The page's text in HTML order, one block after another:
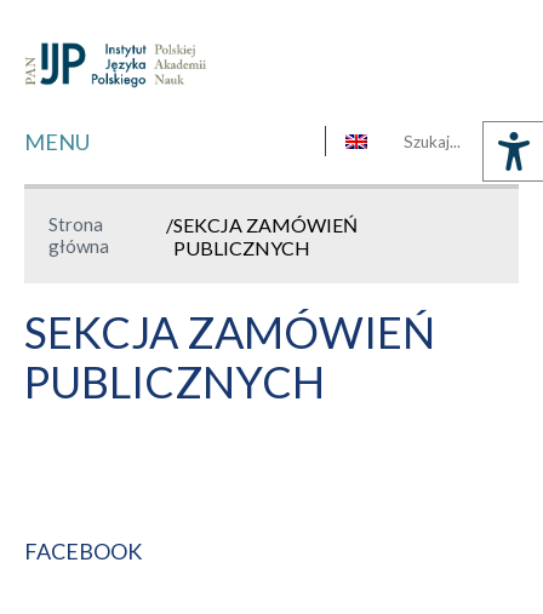
MENU
Strona
główna
/SEKCJA ZAMÓWIEŃ
PUBLICZNYCH
SEKCJA ZAMÓWIEŃ
PUBLICZNYCH
FACEBOOK